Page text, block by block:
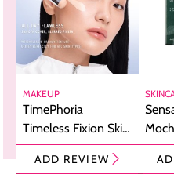
MAKEUP
TimePhoria
Timeless Fixion Skin
Tint Stick,
Foundation dan
ADD REVIEW